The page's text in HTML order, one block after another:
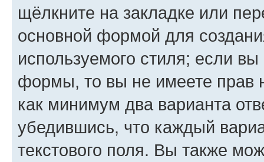
щёлкните на закладке или
основной формой для
используемого стиля; если
формы, то вы не имеете прав
как минимум два варианта
убедившись, что каждый
текстового поля. Вы также